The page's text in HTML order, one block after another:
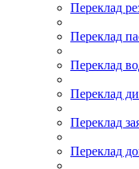
Переклад
Переклад
Переклад
Переклад
Переклад
Переклад